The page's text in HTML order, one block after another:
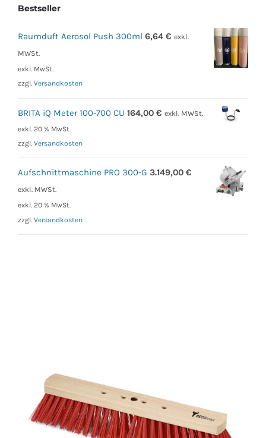
Bestseller
Raumduft Aerosol Push 300ml 6,64 € exkl.
MWSt.
exkl. MwSt.
zzgl. Versandkosten
BRITA iQ Meter 100-700 CU 164,00 € exkl. MWSt.
exkl. 20 % MwSt.
zzgl. Versandkosten
Aufschnittmaschine PRO 300-G 3.149,00 €
exkl. MWSt.
exkl. 20 % MwSt.
zzgl. Versandkosten